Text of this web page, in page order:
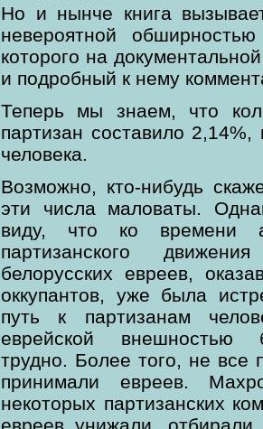
Но и нынче книга
невероятной
которого на
и подробный к нему
Теперь мы знаем, что
партизан составило
человека.
Возможно, кто-нибудь
эти числа маловаты.
виду, что ко времени
партизанского
белорусских евреев,
оккупантов, уже была
путь к партизанам
еврейской внешностью
трудно. Более того, не все
принимали евреев.
некоторых партизанских